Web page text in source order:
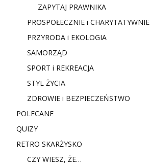
ZAPYTAJ PRAWNIKA
PROSPOŁECZNIE i CHARYTATYWNIE
PRZYRODA i EKOLOGIA
SAMORZĄD
SPORT i REKREACJA
STYL ŻYCIA
ZDROWIE i BEZPIECZEŃSTWO
POLECANE
QUIZY
RETRO SKARŻYSKO
CZY WIESZ, ŻE…